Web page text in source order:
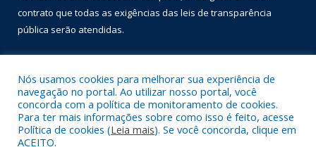
contrato que todas as exigências das leis de transparência
pública serão atendidas.
Todos os direitos reservados a Prefeitura Municipal de Óbidos.
Nós usamos cookies para melhorar sua experiência de
navegação no portal. Ao utilizar nosso portal, você
concorda com a política de monitoramento de cookies.
Para ter mais informações sobre como isso é feito, acesse
Política de cookies (Leia mais). Se você concorda, clique em
ACEITO.